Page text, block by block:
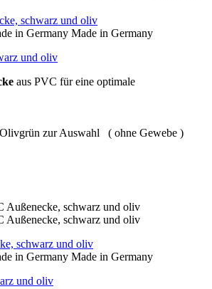
Made in Germany
und oliv
aus PVC für eine optimale
zur Auswahl ( ohne Gewebe )
Made in Germany
und oliv